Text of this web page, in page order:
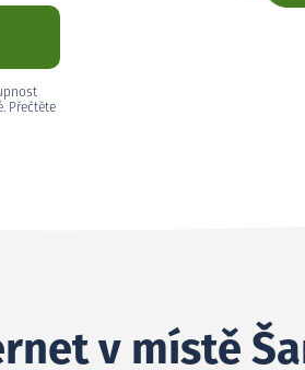
Přečtěte
v místě